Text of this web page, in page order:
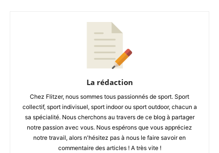
La rédaction
Chez Flitzer, nous sommes tous passionnés de sport. Sport
collectif, sport indivisuel, sport indoor ou sport outdoor, chacun a
sa spécialité. Nous cherchons au travers de ce blog à partager
notre passion avec vous. Nous espérons que vous appréciez
notre travail, alors n'hésitez pas à nous le faire savoir en
commentaire des articles ! A très vite !